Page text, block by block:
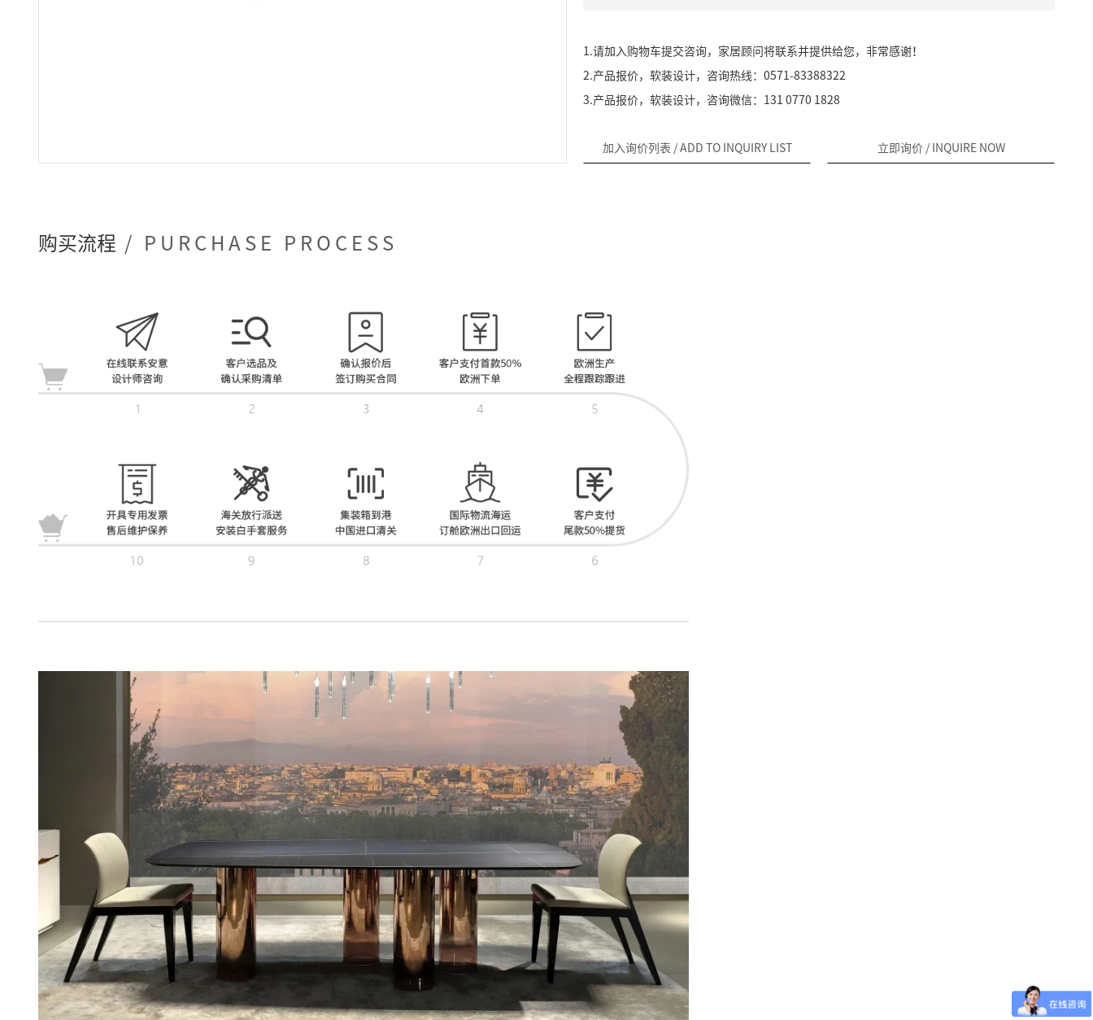
1.请加入购物车提交咨询，家居顾问将联系并提供给您，非常感谢！
2.产品报价，软装设计，咨询热线：0571-83388322
3.产品报价，软装设计，咨询微信：131 0770 1828
加入询价列表 / ADD TO INQUIRY LIST 立即询价 / INQUIRE NOW
购买流程 / PURCHASE PROCESS